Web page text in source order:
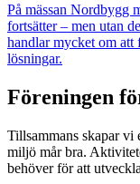
På mässan Nordbygg
fortsätter – men utan
handlar mycket om
lösningar.
Föreningen
Tillsammans skapar vi
miljö mår bra.
behöver för att